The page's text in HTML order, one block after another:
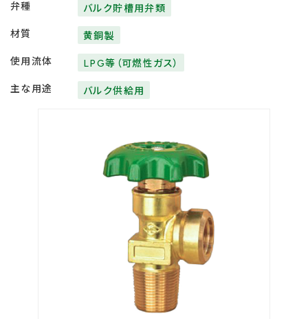
弁種 バルク貯槽用弁類
材質 黄銅製
使用流体 LPG等（可燃性ガス）
主な用途 バルク供給用